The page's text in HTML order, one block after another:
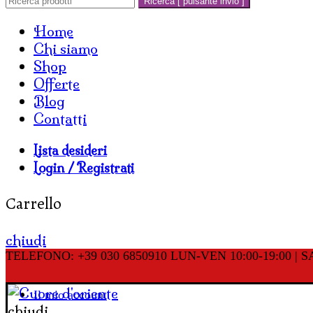
Home
Chi siamo
Shop
Offerte
Blog
Contatti
Lista desideri
Login / Registrati
Carrello
chiudi
TELEFONO: +39 030 6850910 LUN-VEN 10:00-19:00 |
Il mio account